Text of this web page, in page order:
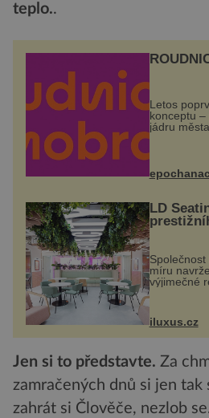
teplo..
Letos
konceptu
jádru
zdarma.
náměstí.
na víno,
LD
Společnost
míru
výjimečné
areálu
Tower a
budov
iluxus.cz
Jen si to představte. Za
zamračených dnů si jen tak
zahrát si Člověče, nezlob